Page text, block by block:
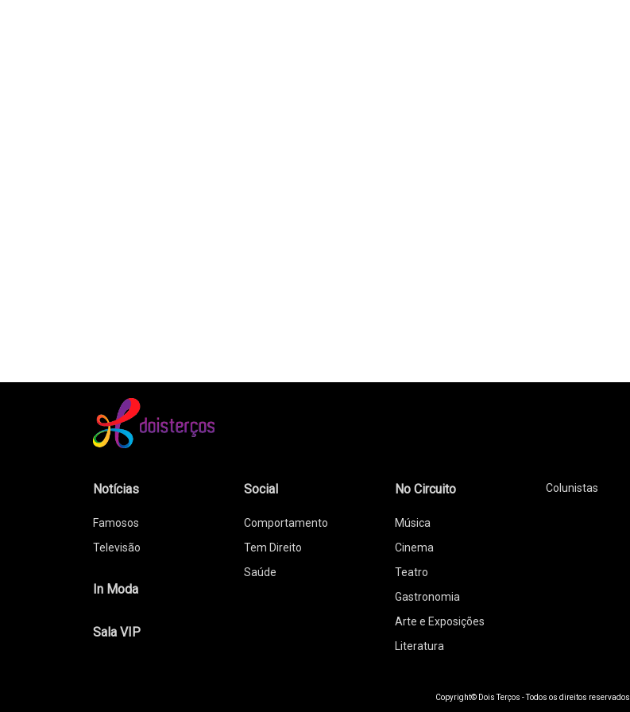
Notícias
Famosos
Televisão
In Moda
Sala VIP
Social
Comportamento
Tem Direito
Saúde
No Circuito
Música
Cinema
Teatro
Gastronomia
Arte e Exposições
Literatura
Colunistas
Copyright© Dois Terços - Todos os direitos reservados.